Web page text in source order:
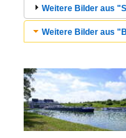
Weitere Bilder aus
Weitere Bilder aus